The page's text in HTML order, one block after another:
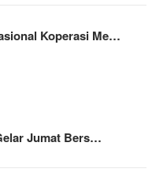
Koperasi Me…
Jumat Bers…